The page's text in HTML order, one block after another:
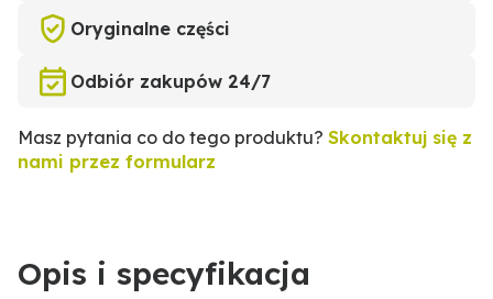
Oryginalne części
Odbiór zakupów 24/7
Masz pytania co do tego produktu? Skontaktuj się z
nami przez formularz
Opis i specyfikacja